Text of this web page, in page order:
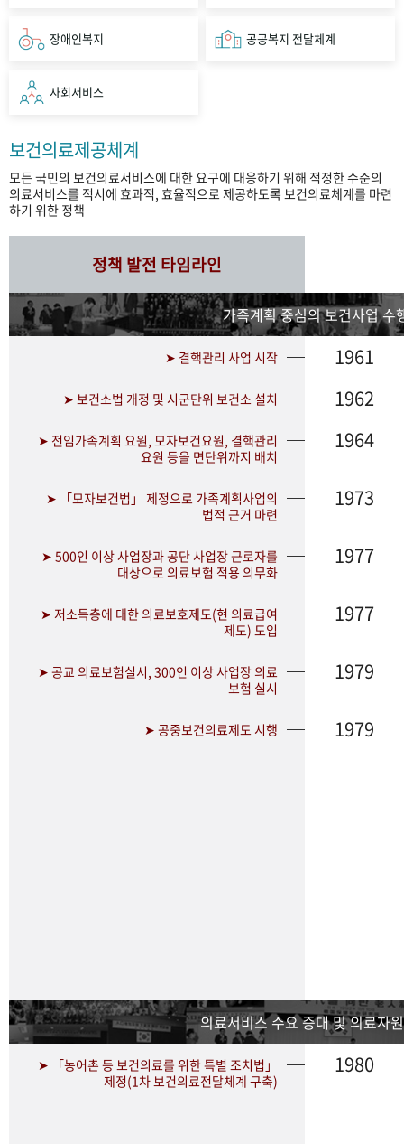
장애인복지 공공복지 전달체계
사회서비스
보건의료제공체계
모든 국민의 보건의료서비스에 대한 요구에 대응하기 위해 적정한 수준의
의료서비스를 적시에 효과적, 효율적으로 제공하도록 보건의료체계를 마련
하기 위한 정책
정책 발전 타임라인
가족계획 중심의 보건사업 수
➤ 결핵관리 사업 시작 1961
➤ 보건소법 개정 및 시군단위 보건소 설치 1962
➤ 전임가족계획 요원, 모자보건요원, 결핵관리
요원 등을 면단위까지 배치
1964
➤ 「모자보건법」 제정으로 가족계획사업의
법적 근거 마련
1973
➤ 500인 이상 사업장과 공단 사업장 근로자를
대상으로 의료보험 적용 의무화
1977
➤ 저소득층에 대한 의료보호제도(현 의료급여
제도) 도입
1977
➤ 공교 의료보험실시, 300인 이상 사업장 의료
보험 실시
1979
➤ 공중보건의료제도 시행 1979
의료서비스 수요 증대 및 의료자
➤ 「농어촌 등 보건의료를 위한 특별 조치법」
제정(1차 보건의료전달체계 구축)
1980